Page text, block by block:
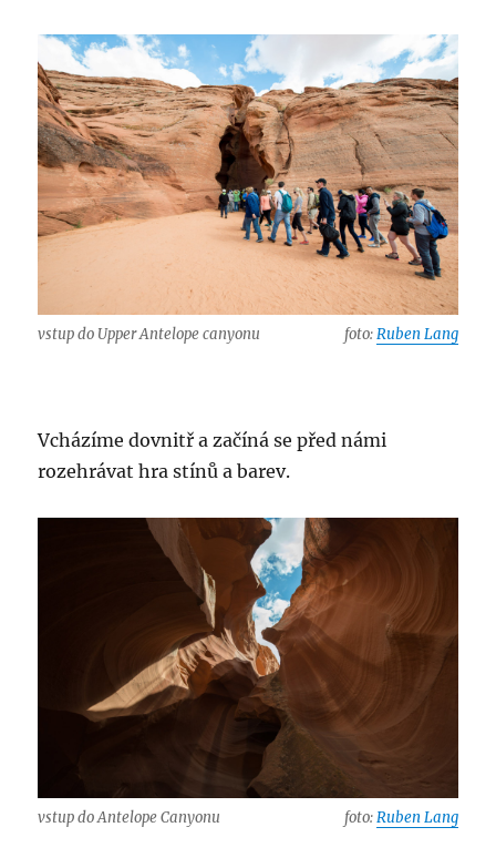
vstup do Upper Antelope canyonu foto:Ruben Lang
Vcházíme dovnitř a začíná se před námi
rozehrávat hra stínů a barev.
vstup do Antelope Canyonu foto:Ruben Lang